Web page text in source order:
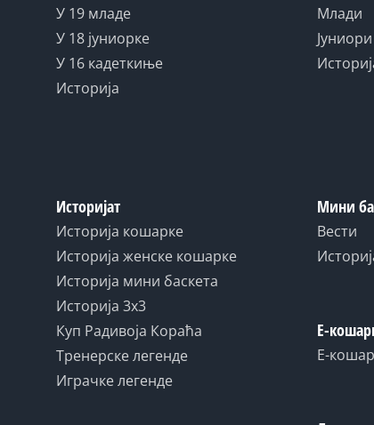
У 19 младе
У 18 јуниорке
У 16 кадеткиње
Историја
Историјат
Историја кошарке
Историја женске кошарке
Историја мини баскета
Историја 3x3
Куп Радивоја Кораћа
Тренерске легенде
Играчке легенде
Млади
Јуниори
Мини
Вести
Е-
Е-